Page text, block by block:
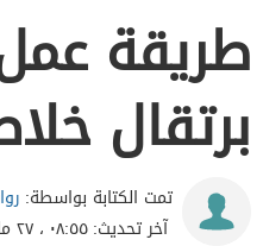
طريقة
برتقال
تمت الكتابة بواسطة:
آخر تحديث:٠٨:٥٥ ، ٢٧ مايو ٢٠١٩